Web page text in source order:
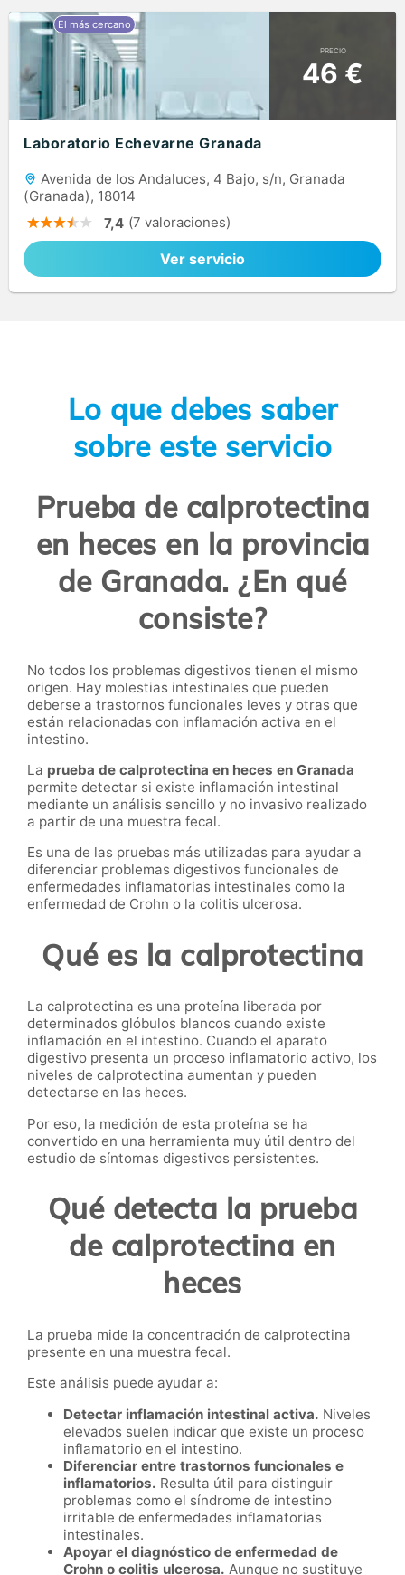
PRECIO
46 €
Laboratorio Echevarne Granada
Avenida de los Andaluces, 4 Bajo, s/n, Granada
(Granada), 18014
7,4 (7 valoraciones)
Ver servicio
Lo que debes saber
sobre este servicio
Prueba de calprotectina
en heces en la provincia
de Granada. ¿En qué
consiste?
No todos los problemas digestivos tienen el mismo
origen. Hay molestias intestinales que pueden
deberse a trastornos funcionales leves y otras que
están relacionadas con inflamación activa en el
intestino.
La prueba de calprotectina en heces en Granada
permite detectar si existe inflamación intestinal
mediante un análisis sencillo y no invasivo realizado
a partir de una muestra fecal.
Es una de las pruebas más utilizadas para ayudar a
diferenciar problemas digestivos funcionales de
enfermedades inflamatorias intestinales como la
enfermedad de Crohn o la colitis ulcerosa.
Qué es la calprotectina
La calprotectina es una proteína liberada por
determinados glóbulos blancos cuando existe
inflamación en el intestino. Cuando el aparato
digestivo presenta un proceso inflamatorio activo, los
niveles de calprotectina aumentan y pueden
detectarse en las heces.
Por eso, la medición de esta proteína se ha
convertido en una herramienta muy útil dentro del
estudio de síntomas digestivos persistentes.
Qué detecta la prueba
de calprotectina en
heces
La prueba mide la concentración de calprotectina
presente en una muestra fecal.
Este análisis puede ayudar a:
Detectar inflamación intestinal activa. Niveles
elevados suelen indicar que existe un proceso
inflamatorio en el intestino.
Diferenciar entre trastornos funcionales e
inflamatorios. Resulta útil para distinguir
problemas como el síndrome de intestino
irritable de enfermedades inflamatorias
intestinales.
Apoyar el diagnóstico de enfermedad de
Crohn o colitis ulcerosa. Aunque no sustituye